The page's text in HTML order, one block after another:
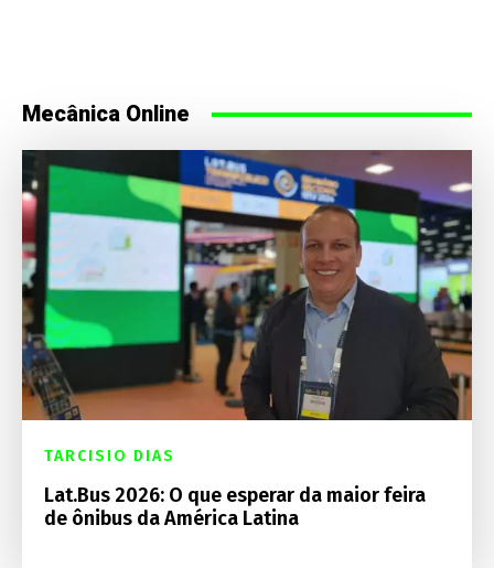
Mecânica Online
TARCISIO DIAS
Lat.Bus 2026: O que esperar da maior feira
de ônibus da América Latina